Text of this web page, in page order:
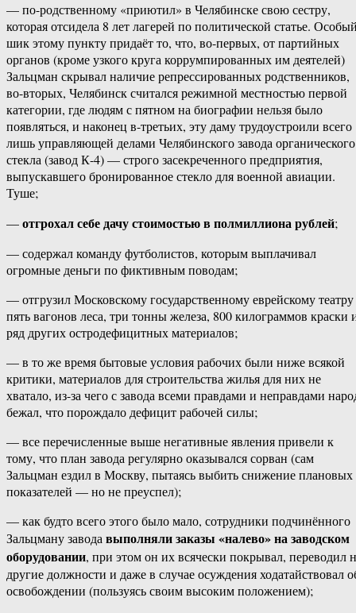
— по-родственному «приютил» в Челябинске свою сестру,
которая отсидела 8 лет лагерей по политической статье.
шик этому пункту придаёт то, что, во-первых, от партийных
органов (кроме узкого круга коррумпированных им деятелей)
Зальцман скрывал наличие репрессированных родственников,
во-вторых, Челябинск считался режимной местностью первой
категории, где людям с пятном на биографии нельзя было
появляться, и наконец в-третьих, эту даму трудоустроили всего
лишь управляющей делами Челябинского завода органического
стекла (завод К-4) — строго засекреченного предприятия,
выпускавшего бронированное стекло для военной авиации.
Туше;
—отгрохал себе дачу стоимостью в полмиллиона рублей;
— содержал команду футболистов, которым выплачивал
огромные деньги по фиктивным поводам;
— отгрузил Московскому государственному еврейскому театру
пять вагонов леса, три тонны железа, 800 килограммов краски
ряд других остродефицитных материалов;
— в то же время бытовые условия рабочих были ниже всякой
критики, материалов для строительства жилья для них не
хватало, из-за чего с завода всеми правдами и неправдами
бежал, что порождало дефицит рабочей силы;
— все перечисленные выше негативные явления привели к
тому, что план завода регулярно оказывался сорван (сам
Зальцман ездил в Москву, пытаясь выбить снижение плановых
показателей — но не преуспел);
— как будто всего этого было мало, сотрудники подчинённого
Зальцману заводавыполняли заказы «налево» на заводском
оборудовании, при этом он их всячески покрывал, переводил
другие должности и даже в случае осуждения ходатайствовал
освобождении (пользуясь своим высоким положением);